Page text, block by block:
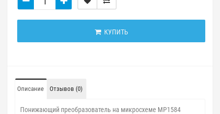
КУПИТЬ
Описание Отзывов (0)
Понижающий преобразователь на микросхеме MP1584